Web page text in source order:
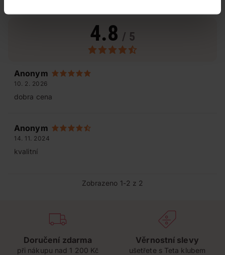
4.8 / 5
Anonym
10. 2. 2026
dobra cena
Anonym
14. 11. 2024
kvalitní
Zobrazeno 1-2 z 2
Doručení zdarma
při nákupu nad 1 200 Kč
Věrnostní slevy
ušetřete s Teta klubem